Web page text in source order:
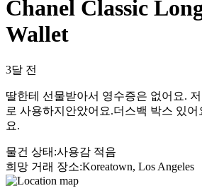
Chanel Classic
Wallet
3달 전
딸한테 선물받아서 영수증은 없어요.
로 사용하지안았어요.더스백 박스 있어
요.
물건 상태 :사용감 적음
희망 거래 장소:Koreatown, Los Angeles